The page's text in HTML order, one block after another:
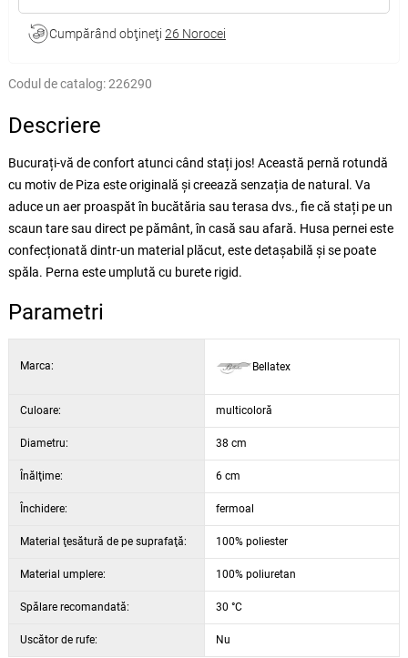
Cumpărând obţineţi 26 Norocei
Codul de catalog:226290
Descriere
Bucurați-vă de confort atunci când stați jos! Această pernă rotundă
cu motiv de Piza este originală și creează senzația de natural. Va
aduce un aer proaspăt în bucătăria sau terasa dvs., fie că stați pe un
scaun tare sau direct pe pământ, în casă sau afară. Husa pernei este
confecționată dintr-un material plăcut, este detașabilă și se poate
spăla. Perna este umplută cu burete rigid.
Parametri
Marca: Bellatex
Culoare: multicoloră
Diametru: 38 cm
Înălţime: 6 cm
Închidere: fermoal
Material ţesătură de pe suprafaţă: 100% poliester
Material umplere: 100% poliuretan
Spălare recomandată: 30 °C
Uscător de rufe: Nu